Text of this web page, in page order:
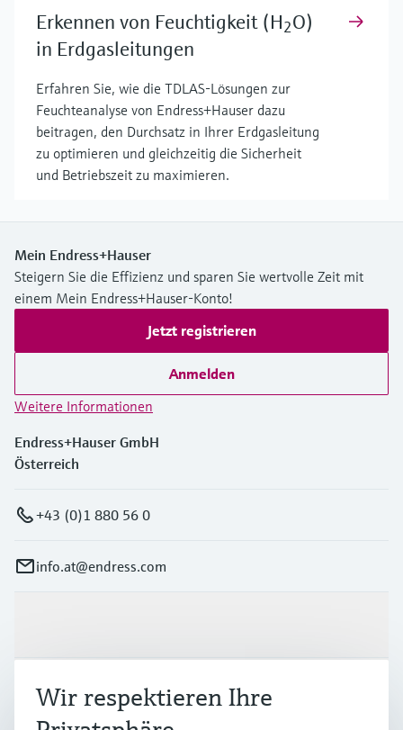
Erkennen von Feuchtigkeit (H2O)
in Erdgasleitungen
Erfahren Sie, wie die TDLAS-Lösungen zur
Feuchteanalyse von Endress+Hauser dazu
beitragen, den Durchsatz in Ihrer Erdgasleitung
zu optimieren und gleichzeitig die Sicherheit
und Betriebszeit zu maximieren.
Mein Endress+Hauser
Steigern Sie die Effizienz und sparen Sie wertvolle Zeit mit
einem Mein Endress+Hauser-Konto!
Jetzt registrieren
Anmelden
Weitere Informationen
Endress+Hauser GmbH
Österreich
+43 (0)1 880 56 0
info.at@endress.com
Branchen
Wir respektieren Ihre